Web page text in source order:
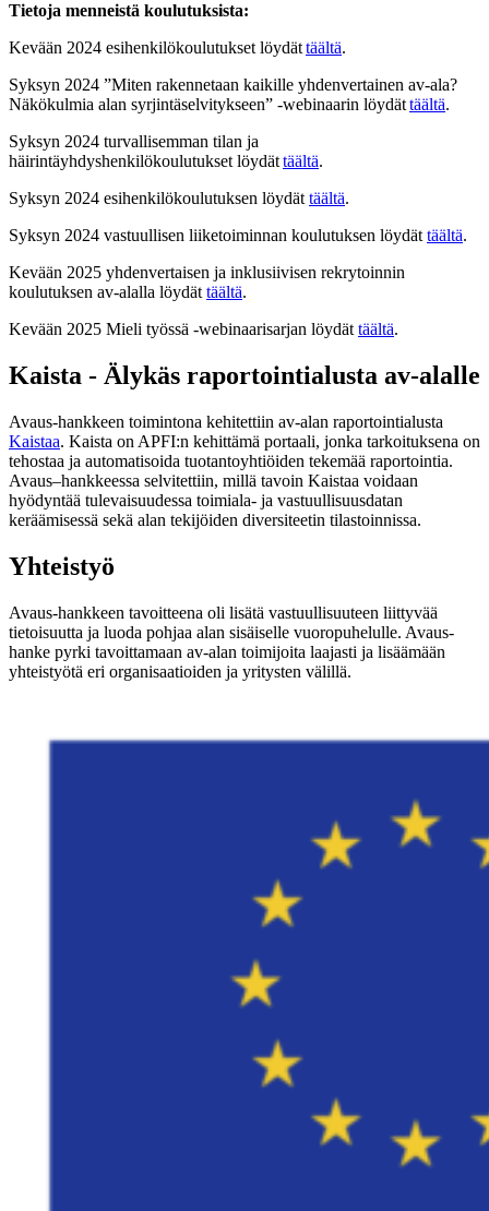
Tietoja menneistä koulutuksista:
Kevään 2024 esihenkilökoulutukset löydättäältä.
Syksyn 2024 ”Miten rakennetaan kaikille yhdenvertainen av-ala?
Näkökulmia alan syrjintäselvitykseen” -webinaarin löydättäältä.
Syksyn 2024 turvallisemman tilan ja
häirintäyhdyshenkilökoulutukset löydättäältä.
Syksyn 2024 esihenkilökoulutuksen löydät täältä.
Syksyn 2024 vastuullisen liiketoiminnan koulutuksen löydät täältä.
Kevään 2025 yhdenvertaisen ja inklusiivisen rekrytoinnin
koulutuksen av-alalla löydät täältä.
Kevään 2025 Mieli työssä -webinaarisarjan löydät täältä.
Kaista - Älykäs raportointialusta av-alalle
Avaus-hankkeen toimintona kehitettiin av-alan raportointialusta
Kaistaa. Kaista on APFI:n kehittämä portaali, jonka tarkoituksena on
tehostaa ja automatisoida tuotantoyhtiöiden tekemää raportointia.
Avaus–hankkeessa selvitettiin, millä tavoin Kaistaa voidaan
hyödyntää tulevaisuudessa toimiala- ja vastuullisuusdatan
keräämisessä sekä alan tekijöiden diversiteetin tilastoinnissa.
Yhteistyö
Avaus-hankkeen tavoitteena oli lisätä vastuullisuuteen liittyvää
tietoisuutta ja luoda pohjaa alan sisäiselle vuoropuhelulle. Avaus-
hanke pyrki tavoittamaan av-alan toimijoita laajasti ja lisäämään
yhteistyötä eri organisaatioiden ja yritysten välillä.